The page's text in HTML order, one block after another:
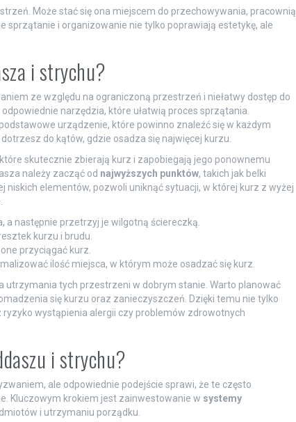
Może stać się ona miejscem do przechowywania, pracownią
sprzątanie i organizowanie nie tylko poprawiają estetykę, ale
i strychu?
ze względu na ograniczoną przestrzeń i niełatwy dostęp do
narzędzia, które ułatwią proces sprzątania.
urządzenie, które powinno znaleźć się w każdym
do kątów, gdzie osadza się najwięcej kurzu.
skutecznie zbierają kurz i zapobiegają jego ponownemu
należy zacząć od najwyższych punktów, takich jak belki
niskich elementów, pozwoli uniknąć sytuacji, w której kurz z wyżej
następnie przetrzyj je wilgotną ściereczką.
kurzu i brudu.
przyciągać kurz.
ilość miejsca, w którym może osadzać się kurz.
utrzymania tych przestrzeni w dobrym stanie. Warto planować
się kurzu oraz zanieczyszczeń. Dzięki temu nie tylko
wystąpienia alergii czy problemów zdrowotnych
i strychu?
ale odpowiednie podejście sprawi, że te często
Kluczowym krokiem jest zainwestowanie w systemy
i utrzymaniu porządku.